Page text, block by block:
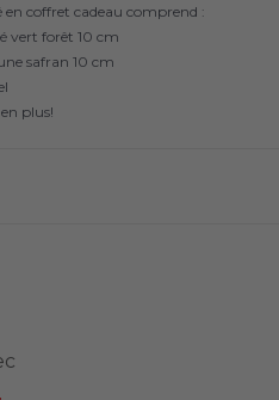
en coffret cadeau comprend :
vert forêt 10 cm
safran 10 cm
plus!